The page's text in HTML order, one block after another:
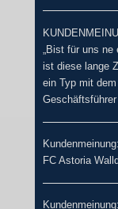
„Bist für uns
ist diese lange
ein Typ mit
FC Astoria